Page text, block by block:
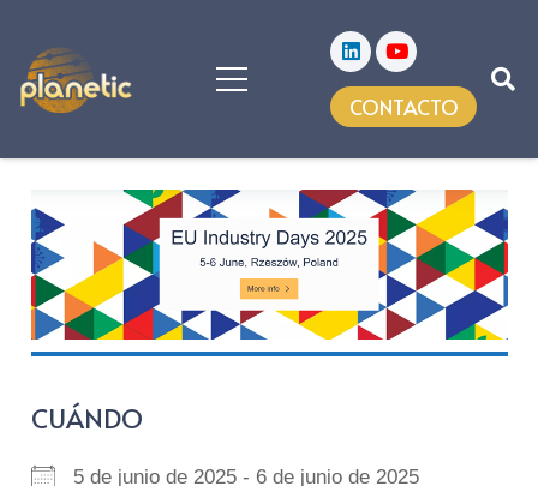
CONTACTO
CUÁNDO
5 de junio de 2025 - 6 de junio de 2025